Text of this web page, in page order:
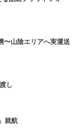
山陰エリアへ実運送
し
就航